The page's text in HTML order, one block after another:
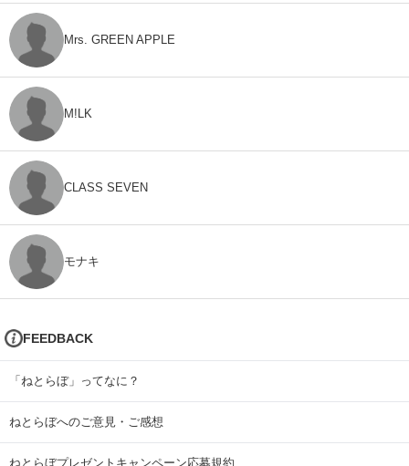
Mrs. GREEN APPLE
M!LK
CLASS SEVEN
モナキ
FEEDBACK
「ねとらぼ」ってなに？
ねとらぼへのご意見・ご感想
ねとらぼプレゼントキャンペーン応募規約